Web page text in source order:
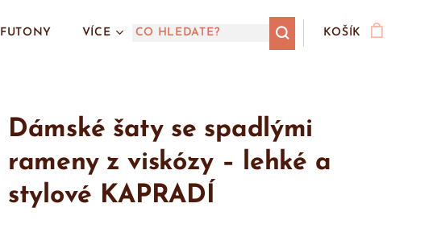
FUTONY VÍCE KOŠÍK
Dámské šaty se spadlými
rameny z viskózy – lehké a
stylové KAPRADÍ